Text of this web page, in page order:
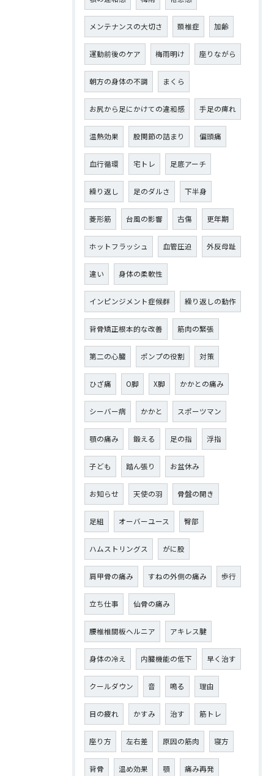
メンテナンスの大切さ 頚椎症 加齢
運動前後のケア 梅雨明け 座りながら
朝方の身体の不調 まくら
お尻から足にかけての違和感 手足の痺れ
温熱効果 股関節の詰まり 偏頭痛
血行循環 宅トレ 足底アーチ
繰り返し 足のダルさ 下半身
菱形筋 台風の影響 古傷 更年期
ホットフラッシュ 血管圧迫 外反母趾
違い 身体の柔軟性
インピンジメント症候群 繰り返しの動作
背骨矯正根本的な改善 筋肉の緊張
第二の心臓 ポンプの役割 対策
ひざ痛 О脚 X脚 かかとの痛み
シーバー病 かかと スポーツマン
顎の痛み 鍛える 足の指 浮指
子ども 踏ん張り お盆休み
お知らせ 天使の羽 骨盤の開き
足組 オーバーユース 臀部
ハムストリングス がに股
肩甲骨の痛み すねの外側の痛み 歩行
立ち仕事 仙骨の痛み
腰椎椎間板ヘルニア アキレス腱
身体の冷え 内臓機能の低下 早く治す
クールダウン 音 鳴る 理由
目の疲れ かすみ 治す 筋トレ
座り方 左右差 原因の筋肉 寝方
背骨 温め効果 顎 痛み再発